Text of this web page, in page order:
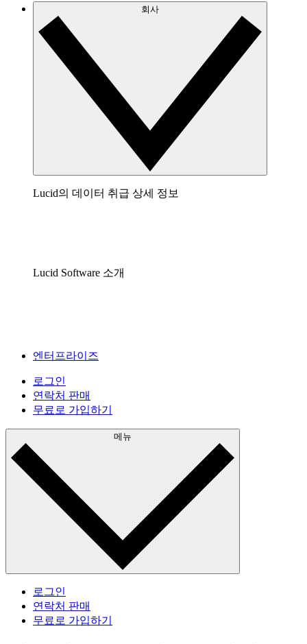
회사
Lucid의 데이터 취급 상세 정보
Lucid Software 소개
엔터프라이즈
로그인
연락처 판매
무료로 가입하기
메뉴
로그인
연락처 판매
무료로 가입하기